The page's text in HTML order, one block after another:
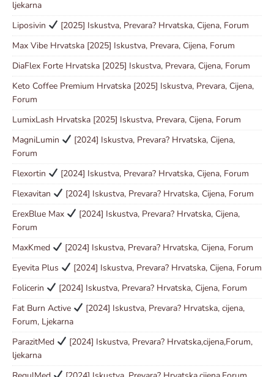
ljekarna
Liposivin
[2025] Iskustva, Prevara? Hrvatska, Cijena, Forum
Max Vibe Hrvatska [2025] Iskustva, Prevara, Cijena, Forum
DiaFlex Forte Hrvatska [2025] Iskustva, Prevara, Cijena, Forum
Keto Coffee Premium Hrvatska [2025] Iskustva, Prevara, Cijena,
Forum
LumixLash Hrvatska [2025] Iskustva, Prevara, Cijena, Forum
MagniLumin
[2024] Iskustva, Prevara? Hrvatska, Cijena,
Forum
Flexortin
[2024] Iskustva, Prevara? Hrvatska, Cijena, Forum
Flexavitan
[2024] Iskustva, Prevara? Hrvatska, Cijena, Forum
ErexBlue Max
[2024] Iskustva, Prevara? Hrvatska, Cijena,
Forum
MaxKmed
[2024] Iskustva, Prevara? Hrvatska, Cijena, Forum
Eyevita Plus
[2024] Iskustva, Prevara? Hrvatska, Cijena, Forum
Folicerin
[2024] Iskustva, Prevara? Hrvatska, Cijena, Forum
Fat Burn Active
[2024] Iskustva, Prevara? Hrvatska, cijena,
Forum, Ljekarna
ParazitMed
[2024] Iskustva, Prevara? Hrvatska,cijena,Forum,
ljekarna